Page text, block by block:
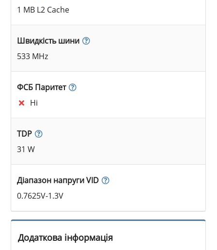
1 MB L2 Cache
Швидкість шини
533 MHz
ФСБ Паритет
Ні
TDP
31 W
Діапазон напруги VID
0.7625V-1.3V
Додаткова інформація